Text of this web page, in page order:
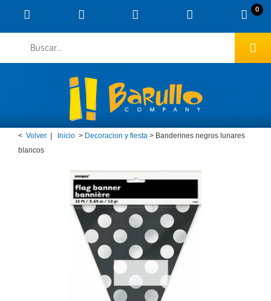
0
< Volver Inicio > Decoracion y fiesta > Banderines negros lunares
blancos